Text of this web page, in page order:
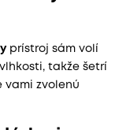
prístroj sám volí
takže šetrí
vami zvolenú